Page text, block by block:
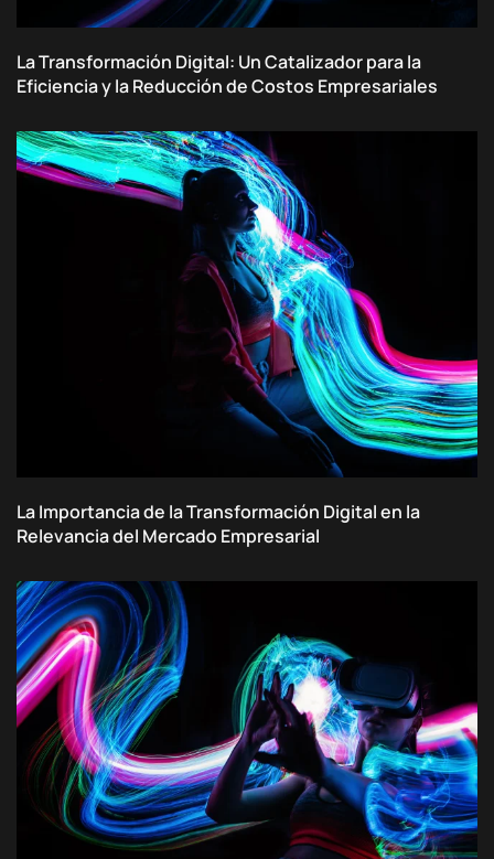
La Transformación Digital: Un Catalizador para la
Eficiencia y la Reducción de Costos Empresariales
La Importancia de la Transformación Digital en la
Relevancia del Mercado Empresarial